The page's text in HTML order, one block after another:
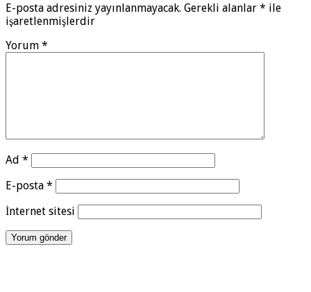
E-posta adresiniz yayınlanmayacak. Gerekli alanlar * ile
işaretlenmişlerdir
Yorum *
Ad *
E-posta *
İnternet sitesi